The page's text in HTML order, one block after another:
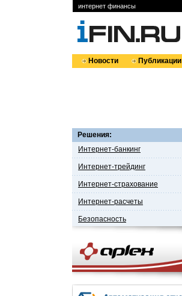
интернет финансы
Новости Публикации
Решения:
Интернет-банкинг
Интернет-трейдинг
Интернет-страхование
Интернет-расчеты
Безопасность